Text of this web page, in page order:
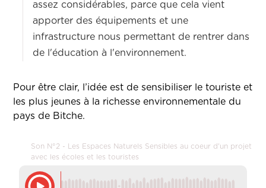
assez considérables, parce que cela vient
apporter des équipements et une
infrastructure nous permettant de rentrer dans
de l'éducation à l'environnement.
Pour être clair, l’idée est de sensibiliser le touriste et
les plus jeunes à la richesse environnementale du
pays de Bitche.
Son N°2 - Les Espaces Naturels Sensibles au coeur d'un projet
avec les écoles et les touristes